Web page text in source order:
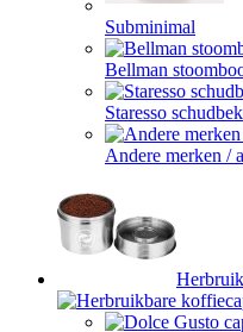
Subminimal
Bellman
Staresso
Andere merken /